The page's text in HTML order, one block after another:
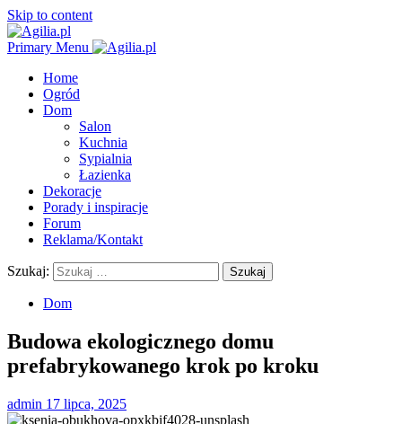
Skip to content
Primary Menu
Home
Ogród
Dom
Salon
Kuchnia
Sypialnia
Łazienka
Dekoracje
Porady i inspiracje
Forum
Reklama/Kontakt
Szukaj:
Dom
Budowa ekologicznego domu
prefabrykowanego krok po kroku
admin 17 lipca, 2025